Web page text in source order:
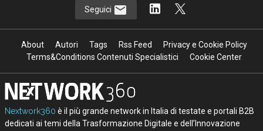
Seguici
About Autori Tags Rss Feed
Privacy e Cookie Policy
Terms&Conditions Contenuti Specialistici
Cookie Center
Nextwork360 è il più grande network in Italia di testate e portali B2B
dedicati ai temi della Trasformazione Digitale e dell’Innovazione